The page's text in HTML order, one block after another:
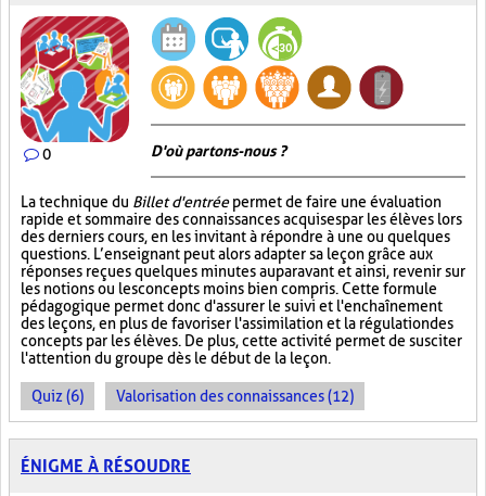
0 D'où partons-nous ?
La technique du Billet d'entréepermet de faire une évaluation
rapide et sommaire des connaissances acquises par les élèves lors
des derniers cours, en les invitant à répondre à une ou quelques
questions. L’enseignant peut alors adapter sa leçon grâce aux
réponses reçues quelques minutes auparavant et ainsi, revenir sur
les notions ou les concepts moins bien compris. Cette formule
pédagogique permet donc d'assurer le suivi et l'enchaînement
des leçons, en plus de favoriser l'assimilation et la régulation des
concepts par les élèves. De plus, cette activité permet de susciter
l'attention du groupe dès le début de la leçon.
Quiz (6) Valorisation des connaissances (12)
ÉNIGME À RÉSOUDRE